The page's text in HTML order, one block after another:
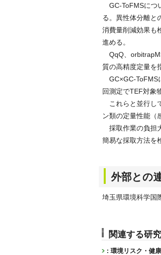
GC-ToFMSにつ
る。異性体分離と
消費量削減効果も
進める。
QqQ、
質の高精度定量を
GC×GC-ToFMS
回測定でTEF対象
これらと並行し
ン類の定量性能（
採取作業の負担
簡易な採取方法を
外部との
埼玉県環境科学国
関連する研
: 環境リスク・健